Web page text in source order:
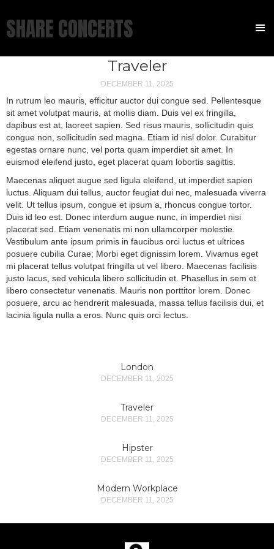
SHARE CONCERTS
Traveler
DECEMBER 11, 2025
In rutrum leo mauris, efficitur auctor dui congue sed. Pellentesque
sit amet volutpat mauris, at mollis diam. Duis vel ex fringilla,
dapibus est at, laoreet sapien. Sed risus mauris, sollicitudin quis
congue non, sollicitudin sed magna. Etiam id nisl dolor. Curabitur
egestas ornare nunc, vel porta quam imperdiet sit amet. In
euismod eleifend justo, eget placerat quam lobortis sagittis.
Maecenas aliquet augue sed ligula eleifend, ut imperdiet sapien
luctus. Aliquam dui tellus, auctor feugiat dui nec, malesuada viverra
velit. Ut tellus ipsum, congue et ipsum a, rhoncus congue tortor.
Duis id leo est. Donec interdum augue nunc, in imperdiet nisi
placerat sed. Etiam venenatis mi non ullamcorper molestie.
Vestibulum ante ipsum primis in faucibus orci luctus et ultrices
posuere cubilia Curae; Morbi eget dignissim lorem. Vivamus eget
mi placerat tellus volutpat fringilla ut vel libero. Maecenas facilisis
justo lacus, sed vehicula libero sollicitudin et. Phasellus in sem et
libero consectetur venenatis. Mauris non porttitor lorem. Donec
posuere, arcu ac hendrerit malesuada, massa tellus facilisis dui, et
lacinia ligula nulla a eros. Nunc quis orci lectus.
London
DECEMBER 11, 2025
Traveler
DECEMBER 11, 2025
Hipster
DECEMBER 11, 2025
Modern Workplace
DECEMBER 11, 2025